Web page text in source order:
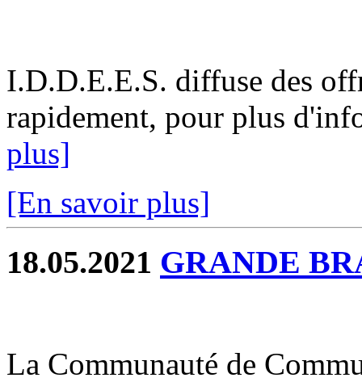
I.D.D.E.E.S. diffuse des
rapidement, pour plus
plus]
[En savoir plus]
18.05.2021 GRANDE
La Communauté de